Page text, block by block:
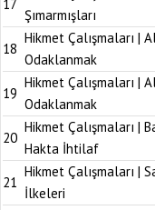
17
Şımarmışları
18
Hikmet Çalışmaları |
Odaklanmak
19
Hikmet Çalışmaları |
Odaklanmak
20
Hikmet Çalışmaları |
Hakta İhtilaf
21
Hikmet Çalışmaları |
İlkeleri